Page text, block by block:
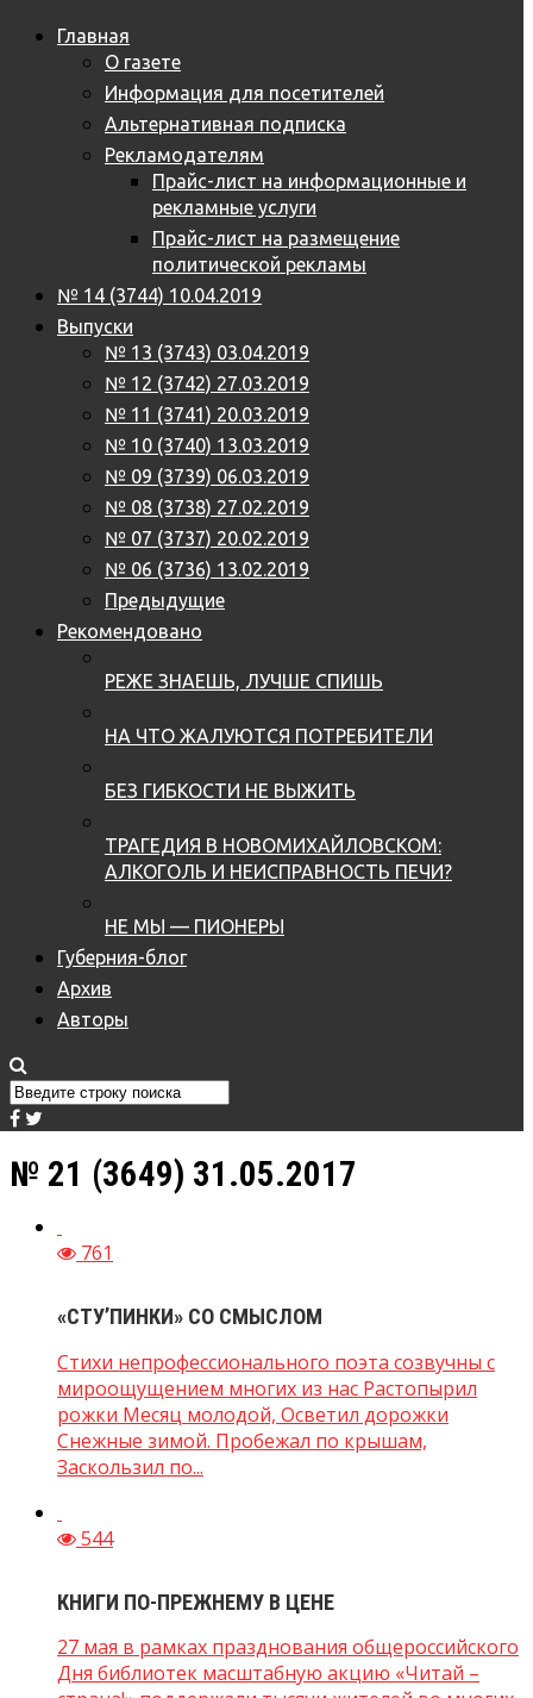
Главная
О газете
Информация для посетителей
Альтернативная подписка
Рекламодателям
Прайс-лист на информационные и
рекламные услуги
Прайс-лист на размещение
политической рекламы
№ 14 (3744) 10.04.2019
Выпуски
№ 13 (3743) 03.04.2019
№ 12 (3742) 27.03.2019
№ 11 (3741) 20.03.2019
№ 10 (3740) 13.03.2019
№ 09 (3739) 06.03.2019
№ 08 (3738) 27.02.2019
№ 07 (3737) 20.02.2019
№ 06 (3736) 13.02.2019
Предыдущие
Рекомендовано
РЕЖЕ ЗНАЕШЬ, ЛУЧШЕ СПИШЬ
НА ЧТО ЖАЛУЮТСЯ ПОТРЕБИТЕЛИ
БЕЗ ГИБКОСТИ НЕ ВЫЖИТЬ
ТРАГЕДИЯ В НОВОМИХАЙЛОВСКОМ:
АЛКОГОЛЬ И НЕИСПРАВНОСТЬ ПЕЧИ?
НЕ МЫ — ПИОНЕРЫ
Губерния-блог
Архив
Авторы
№ 21 (3649) 31.05.2017
761
«СТУ’ПИНКИ» СО СМЫСЛОМ
Стихи непрофессионального поэта созвучны с
мироощущением многих из нас Растопырил
рожки Месяц молодой, Осветил дорожки
Снежные зимой. Пробежал по крышам,
Заскользил по...
544
КНИГИ ПО-ПРЕЖНЕМУ В ЦЕНЕ
27 мая в рамках празднования общероссийского
Дня библиотек масштабную акцию «Читай –